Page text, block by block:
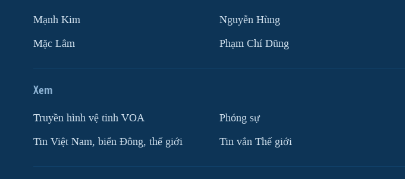
Mạnh Kim
Mặc Lâm
Nguyễn Hùng
Phạm Chí Dũng
Xem
Truyền hình vệ tinh VOA
Tin Việt Nam, biển Đông, thế giới
Phóng sự
Tin vắn Thế giới